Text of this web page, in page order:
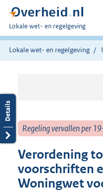
U
bent
hier:
Lokale wet- en regelgeving
Lokale wet- en regelgeving
Regeling vervallen per
Verordening
voorschriften
Woningwet